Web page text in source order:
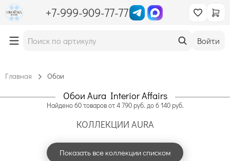
+7-999-909-77-77
Войти
Главная Обои
Обои Aura Interior Affairs
Найдено 60 товаров от 4 790 руб. до 6 140 руб.
КОЛЛЕКЦИИ AURA
Показать все коллекции списком